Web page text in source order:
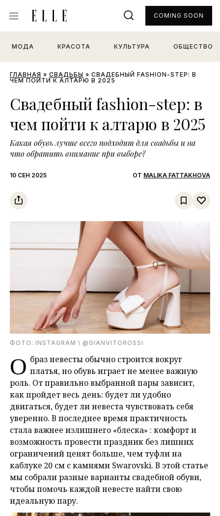
МОДА КРАСОТА КУЛЬТУРА ОБЩЕСТВО
COMING SOON
ГЛАВНАЯ » СВАДЬБЫ » СВАДЕБНЫЙ FASHION-STEP: В
ЧЕМ ПОЙТИ К АЛТАРЮ В 2025
Свадебный fashion-step: в
чем пойти к алтарю в 2025
Какая обувь лучше всего подходит для свадьбы и на
что обратить внимание при выборе?
10 СЕН 2025 ОТ MALIKA FATTAKHOVA
ФОТО: INSTAGRAM \ @GIANVITOROSSI
О браз невесты обычно строится вокруг
платья, но обувь играет не менее важную
роль. От правильно выбранной пары зависит,
как пройдет весь день: будет ли удобно
двигаться, будет ли невеста чувствовать себя
уверенно. В последнее время практичность
стала важнее излишнего «блеска» : комфорт и
возможность провести праздник без лишних
ограничений ценят больше, чем туфли на
каблуке 20 см с камнями Swarovski. В этой статье
мы собрали разные варианты свадебной обуви,
чтобы помочь каждой невесте найти свою
идеальную пару.